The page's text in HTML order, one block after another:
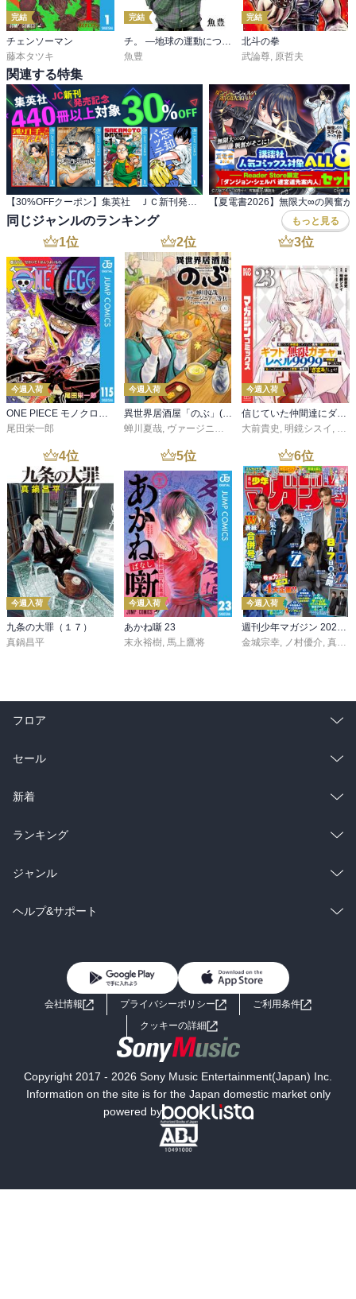
完結
チェンソーマン
藤本タツキ
完結
魚豊
完結
北斗の拳
武論尊 原哲夫
関連する特集
同じジャンルのランキング もっと見る
1位
今週入荷
ONE PIECE モノクロ版 115
尾田栄一郎
2位
今週入荷
異世界居酒屋「のぶ」(22)
蝉川夏哉, ヴァージニア二等兵 ,転
3位
今週入荷
信じていた仲間達にダンジョン奥地で殺されかけたがギフト『無限ガチャ』でレベル９９９９の仲間達を手に入れて元パーティーメンバーと世界に復讐＆『ざまぁ！』します！（２３）
大前貴史 , 明鏡シスイ , ｔ
4位
今週入荷
九条の大罪（１７）
真鍋昌平
5位
今週入荷
あかね噺 23
末永裕樹, 馬上鷹将
6位
今週入荷
週刊少年マガジン 2026年36・37号[2026年8月5日発売]
金城宗幸, ノ村優介, 真島ヒロ
フロア
総合
ラノベ
雑誌・グラビア
BL・TL
セール
総合
ラノベ
雑誌・グラビア
BL・TL
新着
総合
ラノベ
雑誌・グラビア
ランキング
総合
ラノベ
ジャンル
コミック
ライトノベル 男子向けラノベ
小説
海外小説
ミステリー SF
文学
ヘルプ&サポート
よくあるご質問 お問い合わせ
会社情報 プライバシーポリシー
ご利用条件
クッキーの詳細
Copyright 2017 - 2026 Sony Music Entertainment(Japan) Inc.
Information on the site is for the Japan domestic market only
powered by